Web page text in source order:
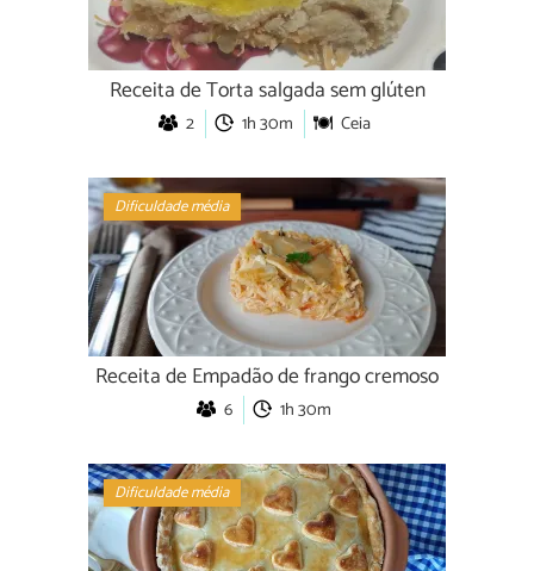
Receita de Torta salgada sem glúten
2 1h 30m Ceia
Dificuldade média
Receita de Empadão de frango cremoso
6 1h 30m
Dificuldade média